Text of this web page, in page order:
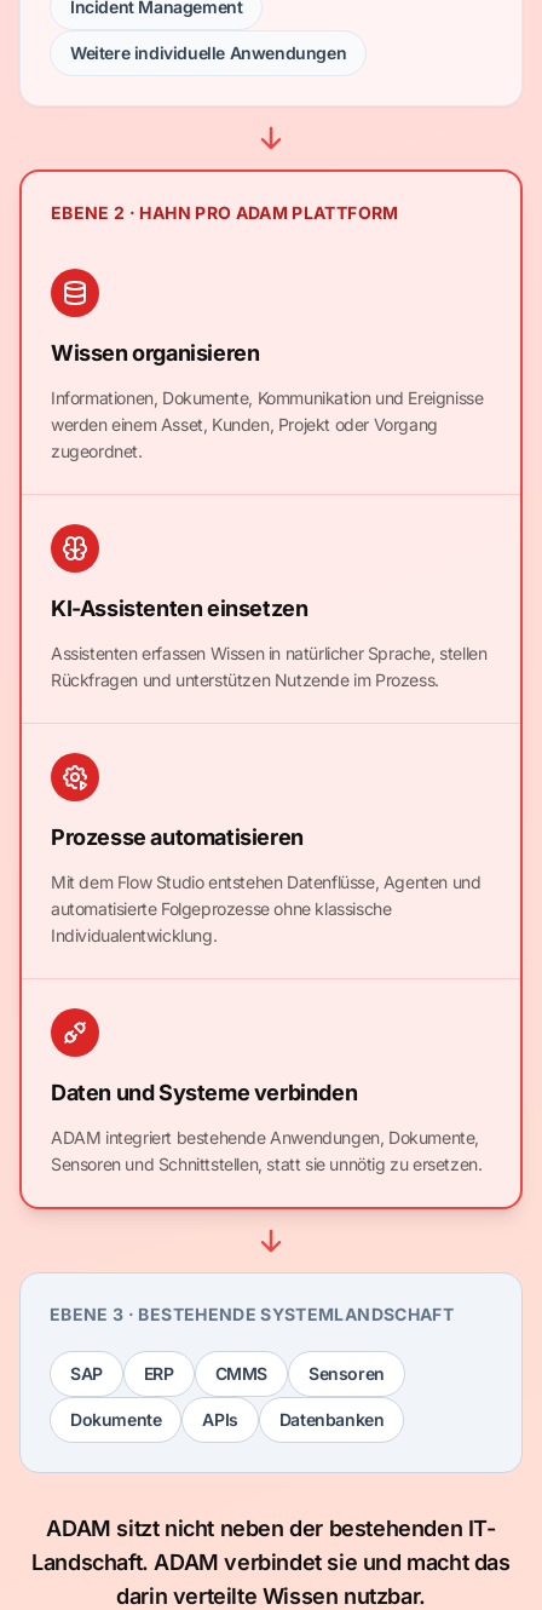
Incident Management
Weitere individuelle Anwendungen
EBENE 2 · HAHN PRO ADAM PLATTFORM
Wissen organisieren
Informationen, Dokumente, Kommunikation und Ereignisse
werden einem Asset, Kunden, Projekt oder Vorgang
zugeordnet.
KI-Assistenten einsetzen
Assistenten erfassen Wissen in natürlicher Sprache, stellen
Rückfragen und unterstützen Nutzende im Prozess.
Prozesse automatisieren
Mit dem Flow Studio entstehen Datenflüsse, Agenten und
automatisierte Folgeprozesse ohne klassische
Individualentwicklung.
Daten und Systeme verbinden
ADAM integriert bestehende Anwendungen, Dokumente,
Sensoren und Schnittstellen, statt sie unnötig zu ersetzen.
EBENE 3 · BESTEHENDE SYSTEMLANDSCHAFT
SAP ERP CMMS Sensoren
Dokumente APIs Datenbanken
ADAM sitzt nicht neben der bestehenden IT-
Landschaft. ADAM verbindet sie und macht das
darin verteilte Wissen nutzbar.